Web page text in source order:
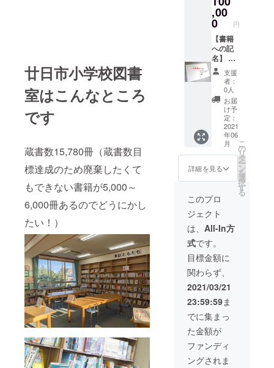
廿日市小学校図書
室はこんなところ
です
蔵書数15,780冊（蔵書数目
標達成のため廃棄したくて
もできない書籍が5,000～
6,000冊あるのでどうにかし
たい！）
ことも
ござい
ます。
あらか
じめご
了承く
ださ
い。
ち たろ
う） ※
匿名希
望可 ※
ニック
ネーム
可（常
識の範
囲内で
お願い
しま
す） ※
書籍価
格に
よって
は1冊に
2名以上
名する
ことも
ござい
ます。
あらか
じめご
了承く
ださ
い。
す。備
考欄に
「お名
前（ふ
りが
な）」
の記入
をお願
いしま
す。お
届け先
情報
（住所
等）は
頂きま
せん。
例）廿
日市太
郎（は
つかい
ち たろ
う） ※
匿名希
望可 ※
ニック
ネーム
可（常
識の範
囲内で
お願い
しま
す） ※
書籍価
格に
よって
は1冊に
2名以上
,00
0 円
【書籍
への記
名】 1
口
（100,0
00円）
につ
き、購
入した
書籍100
冊の見
返し部
分に支
援者の
お名前
を入れ
させて
いただ
きま
す。備
考欄に
「お名
前（ふ
りが
な）」
の記入
をお願
いしま
す。お
届け先
情報
（住所
等）は
頂きま
支援
者：
0人
お届
け予
定：
2021
年06
月
詳細を見る
こ
の
リ
タ
ー
ン
を
選
択
す
る
このプロ
ジェクト
は、 All-In方
式です。
目標金額に
関わらず、
2021/03/21
23:59:59ま
でに集まっ
た金額が
ファンディ
ングされま